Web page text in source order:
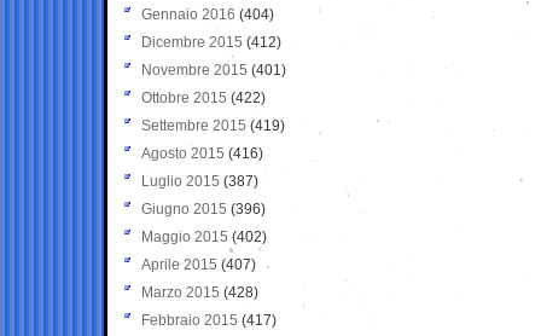
Gennaio 2016 (404)
Dicembre 2015 (412)
Novembre 2015 (401)
Ottobre 2015 (422)
Settembre 2015 (419)
Agosto 2015 (416)
Luglio 2015 (387)
Giugno 2015 (396)
Maggio 2015 (402)
Aprile 2015 (407)
Marzo 2015 (428)
Febbraio 2015 (417)